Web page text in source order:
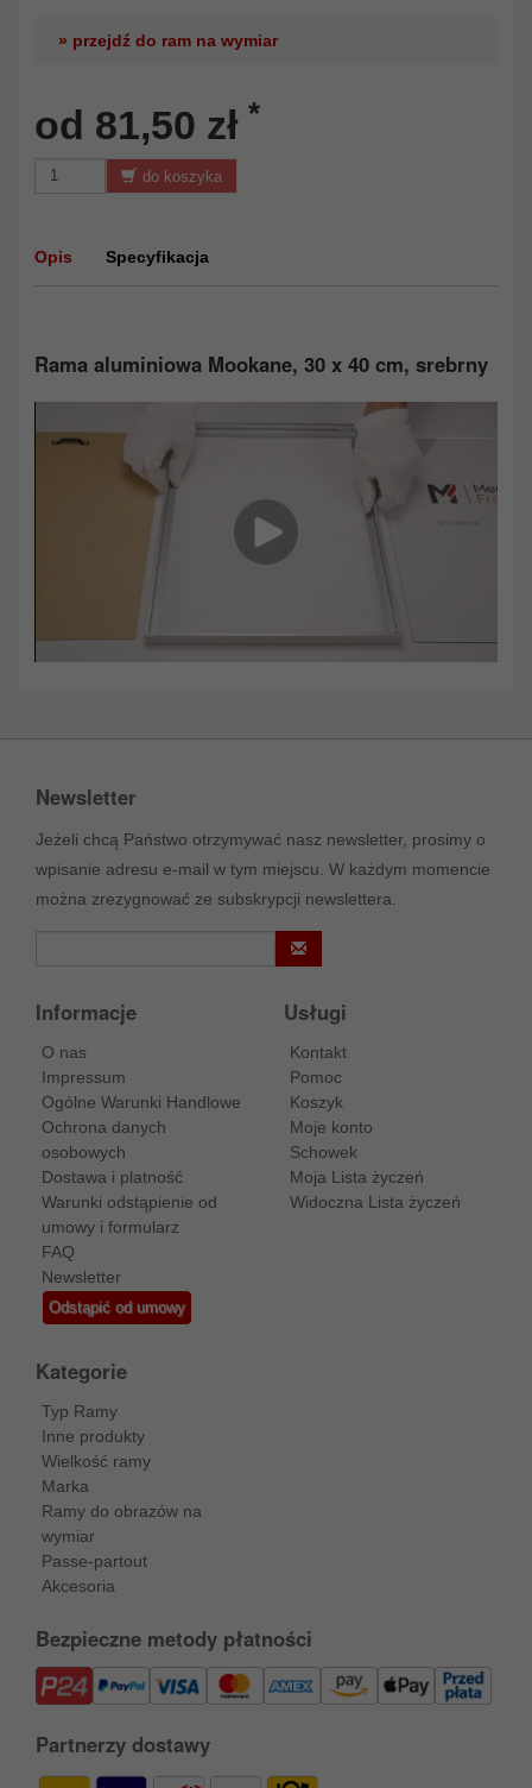
» przejdź do ram na wymiar
od 81,50 zł *
do koszyka
Opis Specyfikacja
Rama aluminiowa Mookane, 30 x 40 cm, srebrny
Newsletter
Jeżeli chcą Państwo otrzymywać nasz newsletter, prosimy o
wpisanie adresu e-mail w tym miejscu. W każdym momencie
można zrezygnować ze subskrypcji newslettera.
Informacje
O nas
Impressum
Ogólne Warunki Handlowe
Ochrona danych
osobowych
Dostawa i platność
Warunki odstąpienie od
umowy i formularz
FAQ
Newsletter
Odstąpić od umowy
Usługi
Kontakt
Pomoc
Koszyk
Moje konto
Schowek
Moja Lista życzeń
Widoczna Lista życzeń
Kategorie
Typ Ramy
Inne produkty
Wielkość ramy
Marka
Ramy do obrazów na
wymiar
Passe-partout
Akcesoria
Bezpieczne metody płatności
Partnerzy dostawy